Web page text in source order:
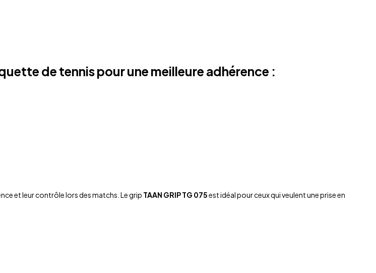
de tennispour une meilleure adhérence :
et leur contrôle lors des matchs. Le grip TAAN GRIP TG 075est idéal pour ceux qui veulent une prise en